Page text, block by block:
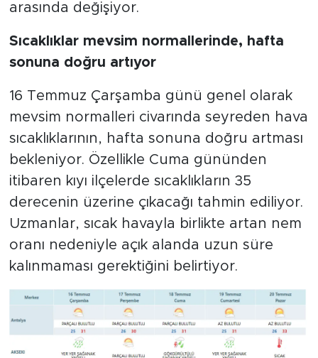
arasında değişiyor.
Sıcaklıklar mevsim normallerinde, hafta
sonuna doğru artıyor
16 Temmuz Çarşamba günü genel olarak
mevsim normalleri civarında seyreden hava
sıcaklıklarının, hafta sonuna doğru artması
bekleniyor. Özellikle Cuma gününden
itibaren kıyı ilçelerde sıcaklıkların 35
derecenin üzerine çıkacağı tahmin ediliyor.
Uzmanlar, sıcak havayla birlikte artan nem
oranı nedeniyle açık alanda uzun süre
kalınmaması gerektiğini belirtiyor.